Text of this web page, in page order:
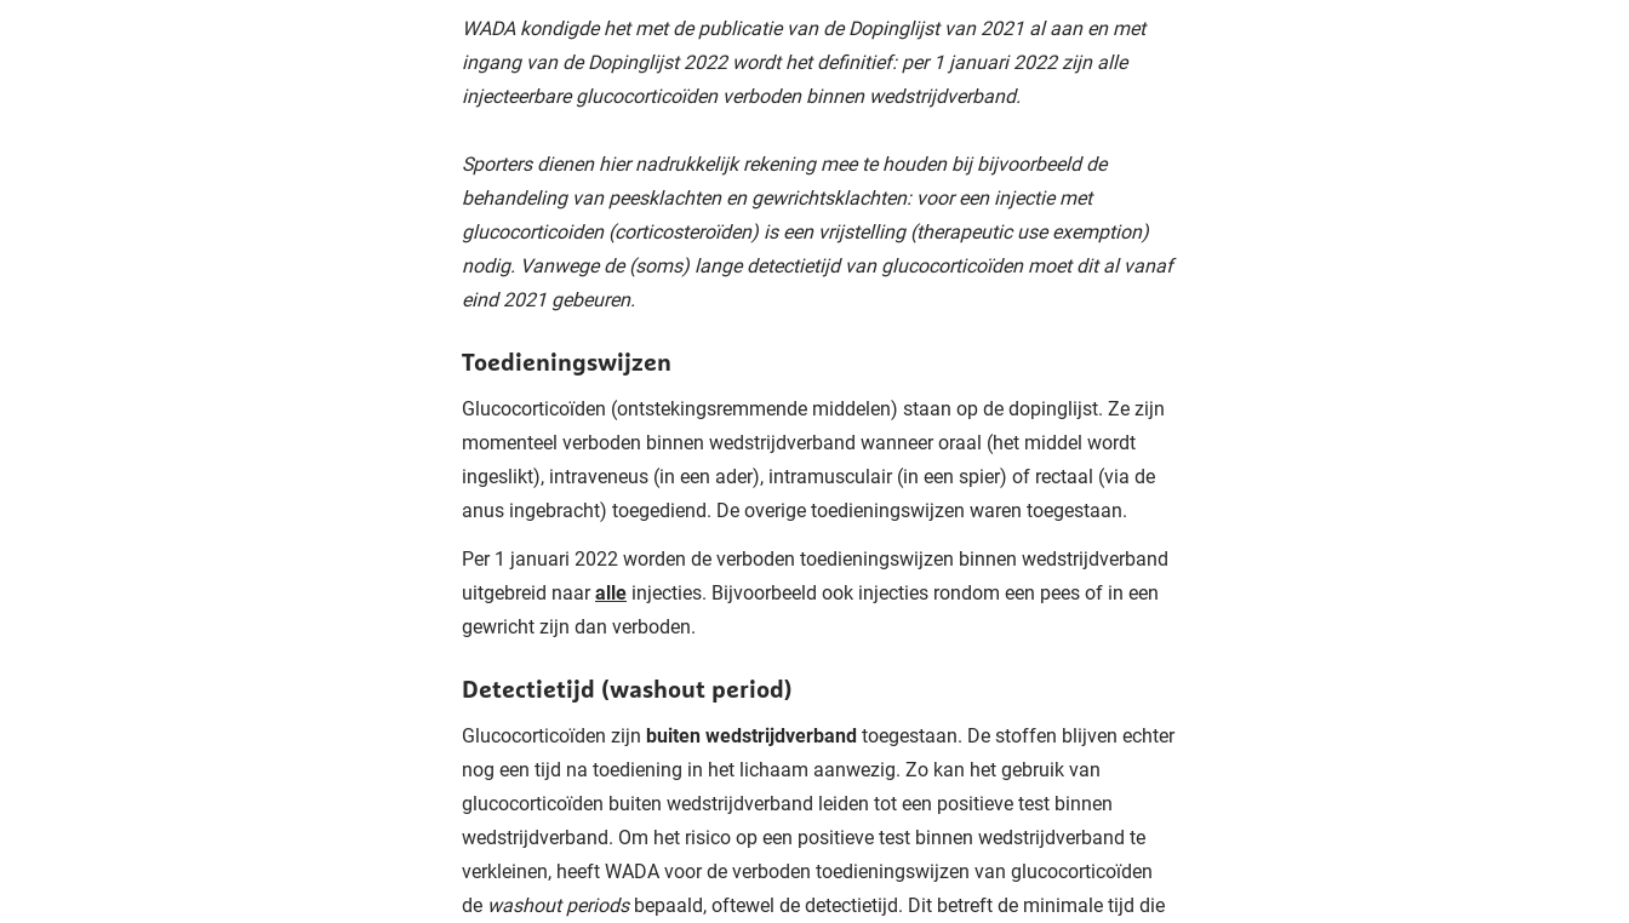
WADA kondigde het met de publicatie van de Dopinglijst van 2021 al aan en met
ingang van de Dopinglijst 2022 wordt het definitief: per 1 januari 2022 zijn alle
injecteerbare glucocorticoïden verboden binnen wedstrijdverband.
Sporters dienen hier nadrukkelijk rekening mee te houden bij bijvoorbeeld de
behandeling van peesklachten en gewrichtsklachten: voor een injectie met
glucocorticoiden (corticosteroïden) is een vrijstelling (therapeutic use exemption)
nodig. Vanwege de (soms) lange detectietijd van glucocorticoïden moet dit al vanaf
eind 2021 gebeuren.
Toedieningswijzen
Glucocorticoïden (ontstekingsremmende middelen) staan op de dopinglijst. Ze zijn
momenteel verboden binnen wedstrijdverband wanneer oraal (het middel wordt
ingeslikt), intraveneus (in een ader), intramusculair (in een spier) of rectaal (via de
anus ingebracht) toegediend. De overige toedieningswijzen waren toegestaan.
Per 1 januari 2022 worden de verboden toedieningswijzen binnen wedstrijdverband
uitgebreid naaralle injecties. Bijvoorbeeld ook injecties rondom een pees of in een
gewricht zijn dan verboden.
Detectietijd (washout period)
Glucocorticoïden zijn buiten wedstrijdverband toegestaan. De stoffen blijven echter
nog een tijd na toediening in het lichaam aanwezig. Zo kan het gebruik van
glucocorticoïden buiten wedstrijdverband leiden tot een positieve test binnen
wedstrijdverband. Om het risico op een positieve test binnen wedstrijdverband te
verkleinen, heeft WADA voor de verboden toedieningswijzen van glucocorticoïden
de washout periodsbepaald, oftewel de detectietijd. Dit betreft de minimale tijd die